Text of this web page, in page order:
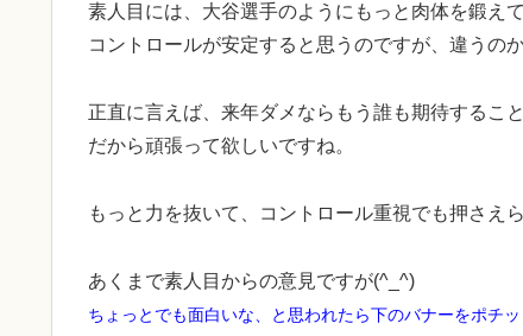
素人目には、大谷選手のようにもっと肉体を鍛え
コントロールが安定すると思うのですが、違うの
正直に言えば、来年ダメならもう誰も期待するこ
だから頑張って欲しいですね。
もっと力を抜いて、コントロール重視でも押さえ
あくまで素人目からの意見ですが(^_^)
ちょっとでも面白いな、と思われたら下のバナーをポチッ